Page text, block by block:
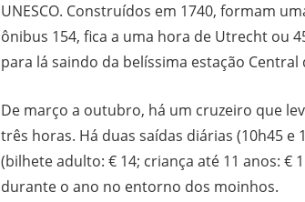
UNESCO. Construídos em 1740, formam
ônibus 154, fica a uma hora de Utrecht ou
para lá saindo da belíssima estação Central
De março a outubro, há um cruzeiro que
três horas. Há duas saídas diárias (10h45 e
(bilhete adulto: € 14; criança até 11 anos: €
durante o ano no entorno dos moinhos.